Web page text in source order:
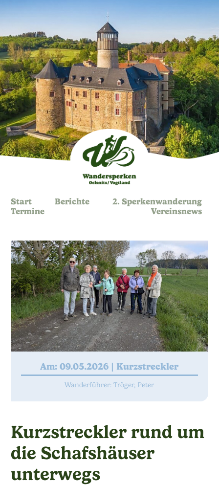
Start Berichte
2. Sperkenwanderung
Termine
Vereinsnews
Kurzstreckler rund um
die Schafshäuser
unterwegs
Am: 09.05.2026 | Kurzstreckler
Wanderführer: Tröger, Peter